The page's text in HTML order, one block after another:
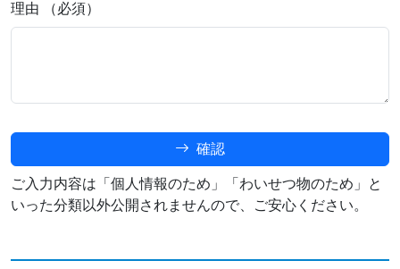
理由 （必須）
確認
ご入力内容は「個人情報のため」「わいせつ物のため」と
いった分類以外公開されませんので、ご安心ください。